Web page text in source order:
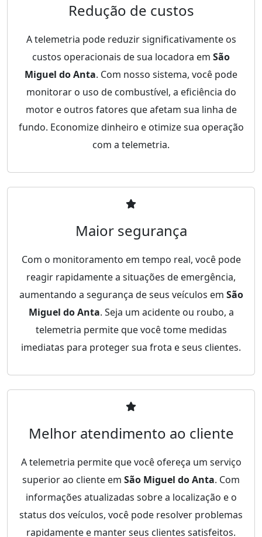
Redução de custos
A telemetria pode reduzir significativamente os
custos operacionais de sua locadora em São
Miguel do Anta. Com nosso sistema, você pode
monitorar o uso de combustível, a eficiência do
motor e outros fatores que afetam sua linha de
fundo. Economize dinheiro e otimize sua operação
com a telemetria.
Maior segurança
Com o monitoramento em tempo real, você pode
reagir rapidamente a situações de emergência,
aumentando a segurança de seus veículos em São
Miguel do Anta. Seja um acidente ou roubo, a
telemetria permite que você tome medidas
imediatas para proteger sua frota e seus clientes.
Melhor atendimento ao cliente
A telemetria permite que você ofereça um serviço
superior ao cliente em São Miguel do Anta. Com
informações atualizadas sobre a localização e o
status dos veículos, você pode resolver problemas
rapidamente e manter seus clientes satisfeitos.